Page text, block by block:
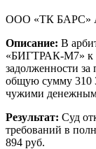
ООО «ТК БАРС»
Описание: В
«БИГТРАК-М7» к
задолженности за
общую сумму 310
чужими
Результат: Суд
требований в
894 руб.